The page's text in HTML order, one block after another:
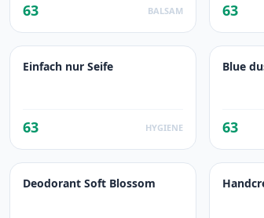
63 BALSAM 63
Einfach nur Seife
63 HYGIENE
Blue
63
Deodorant Soft Blossom